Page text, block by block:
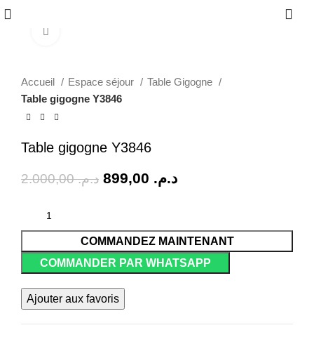
Accueil Espace séjour
Table Gigogne
Table gigogne Y3846
Table gigogne Y3846
د.م.2.000,00 د.م.
COMMANDEZ MAINTENANT
COMMANDER PAR WHATSAPP
Ajouter aux favoris